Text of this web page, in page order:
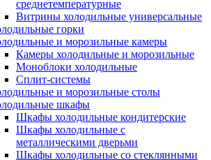
среднетемпературные
Витрины холодильные универсальные
горки
и морозильные камеры
Камеры холодильные и морозильные
Моноблоки холодильные
Сплит-системы
и морозильные столы
шкафы
Шкафы холодильные кондитерские
Шкафы холодильные с
металлическими дверьми
Шкафы холодильные со стеклянными